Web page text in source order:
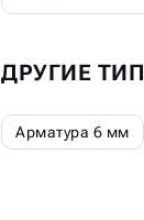
ДРУГИЕ
Арматура 6 мм